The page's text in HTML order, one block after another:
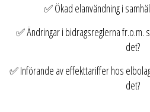
✅ Ökad elanvändning i
✅ Ändringar i bidragsreglerna fr.o.m.
det?
✅ Införande av effekttariffer hos
det?